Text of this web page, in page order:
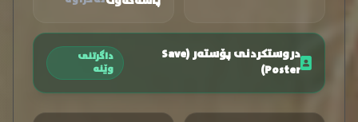
دروستکردنی پۆستەر (Save
Poster)
داگرتنی
وێنە